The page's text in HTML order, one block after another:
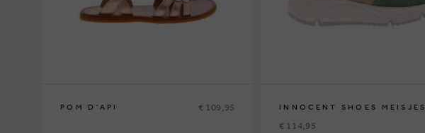
POM D'API € 109,95 INNOCENT SHOES MEISJES
€ 114,95